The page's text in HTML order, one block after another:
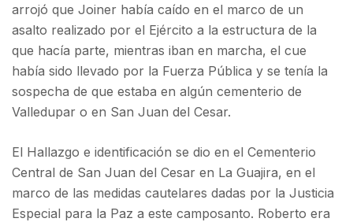
arrojó que Joiner había caído en el marco de un
asalto realizado por el Ejército a la estructura de la
que hacía parte, mientras iban en marcha, el cue
había sido llevado por la Fuerza Pública y se tenía la
sospecha de que estaba en algún cementerio de
Valledupar o en San Juan del Cesar.
El Hallazgo e identificación se dio en el Cementerio
Central de San Juan del Cesar en La Guajira, en el
marco de las medidas cautelares dadas por la Justicia
Especial para la Paz a este camposanto. Roberto era